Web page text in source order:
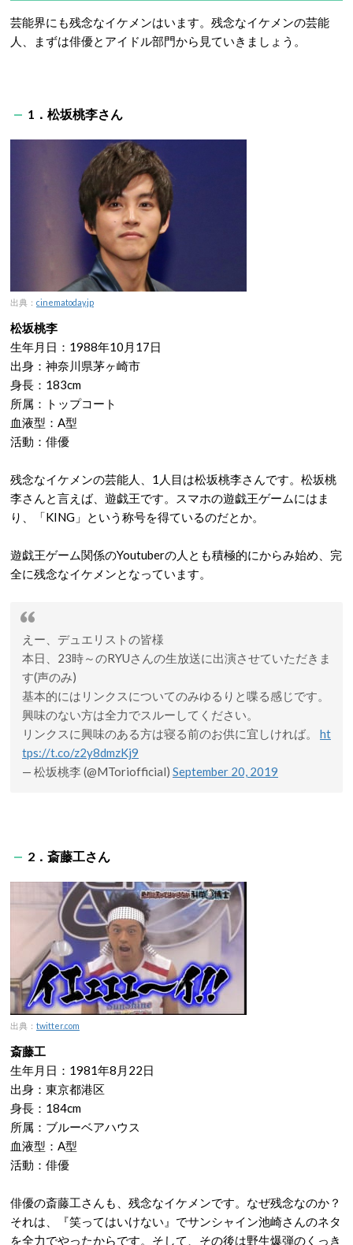
芸能界にも残念なイケメンはいます。残念なイケメンの芸能
人、まずは俳優とアイドル部門から見ていきましょう。
1．松坂桃李さん
出典： cinematoday.jp
松坂桃李
生年月日：1988年10月17日
出身：神奈川県茅ヶ崎市
身長：183cm
所属：トップコート
血液型：A型
活動：俳優
残念なイケメンの芸能人、1人目は松坂桃李さんです。松坂桃
李さんと言えば、遊戯王です。スマホの遊戯王ゲームにはま
り、「KING」という称号を得ているのだとか。
遊戯王ゲーム関係のYoutuberの人とも積極的にからみ始め、完
全に残念なイケメンとなっています。
えー、デュエリストの皆様
本日、23時～のRYUさんの生放送に出演させていただきま
す(声のみ)
基本的にはリンクスについてのみゆるりと喋る感じです。
興味のない方は全力でスルーしてください。
リンクスに興味のある方は寝る前のお供に宜しければ。 ht
tps://t.co/z2y8dmzKj9
— 松坂桃李 (@MToriofficial) September 20, 2019
2．斎藤工さん
出典： twitter.com
斎藤工
生年月日：1981年8月22日
出身：東京都港区
身長：184cm
所属：ブルーベアハウス
血液型：A型
活動：俳優
俳優の斎藤工さんも、残念なイケメンです。なぜ残念なのか？
それは、『笑ってはいけない』でサンシャイン池崎さんのネタ
を全力でやったからです。そして、その後は野生爆弾のくっき